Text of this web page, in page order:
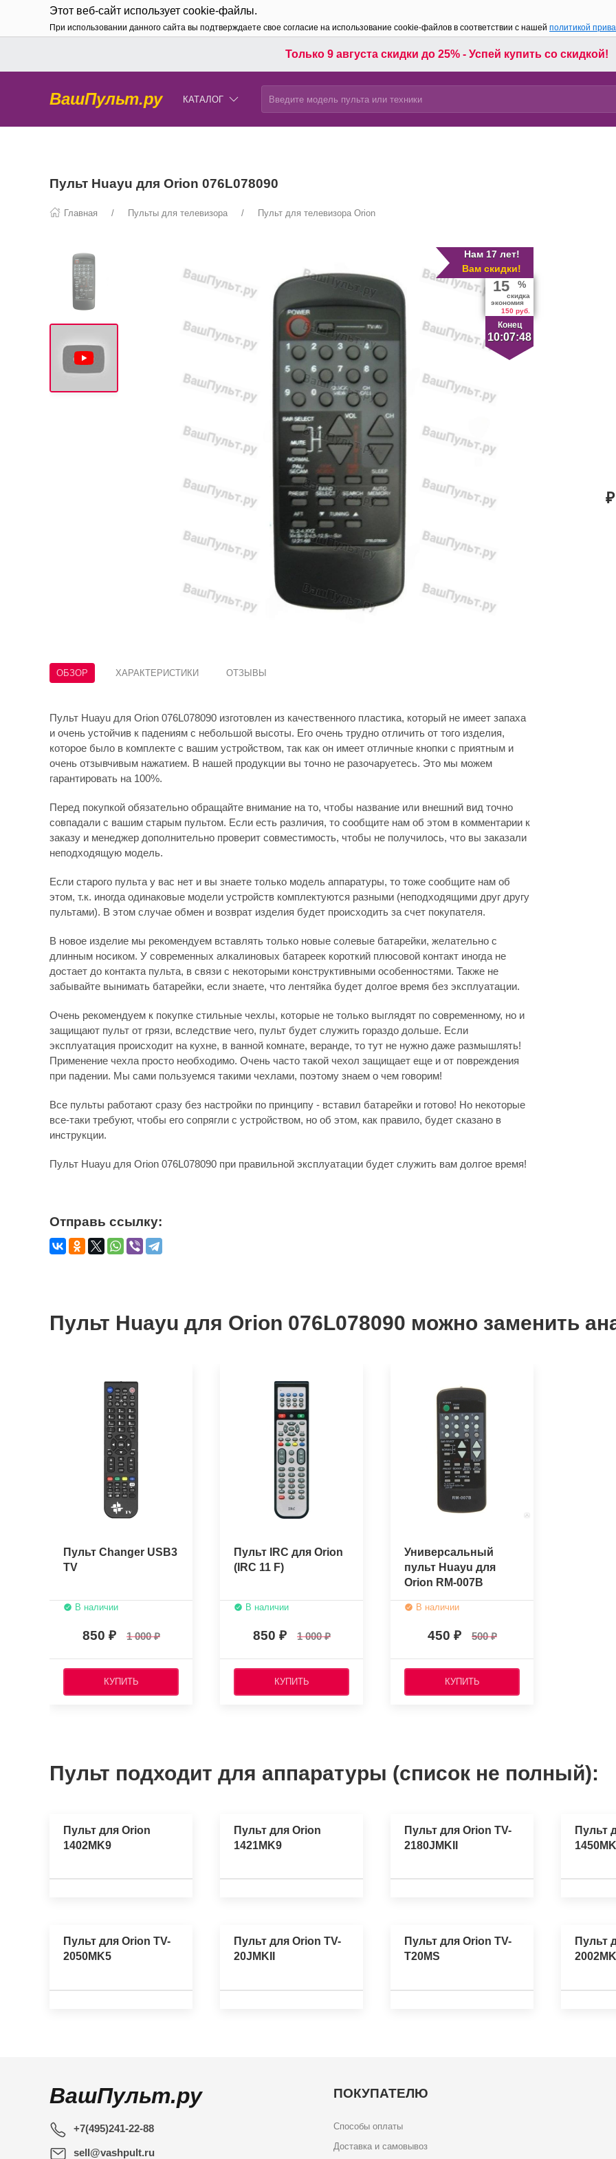
Этот веб-сайт использует cookie-файлы.
При использовании данного сайта вы подтверждаете свое согласие на использование cookie-файлов в соответствии с нашей политикой
Только 9 августа скидки до 25% - Успей купить со скидкой!
ВашПульт.ру КАТАЛОГ
Пульт Huayu для Orion 076L078090
Главная Пульты для телевизора Пульт для телевизора Orion
Нам 17 лет!
Вам скидки!
Конец
10:07:47
15 %
скидка
экономия
150 руб.
ОБЗОР ХАРАКТЕРИСТИКИ ОТЗЫВЫ
Пульт Huayu для Orion 076L078090 изготовлен из качественного пластика, который не имеет запаха
и очень устойчив к падениям с небольшой высоты. Его очень трудно отличить от того изделия,
которое было в комплекте с вашим устройством, так как он имеет отличные кнопки с приятным и
очень отзывчивым нажатием. В нашей продукции вы точно не разочаруетесь. Это мы можем
гарантировать на 100%.
Перед покупкой обязательно обращайте внимание на то, чтобы название или внешний вид точно
совпадали с вашим старым пультом. Если есть различия, то сообщите нам об этом в комментарии к
заказу и менеджер дополнительно проверит совместимость, чтобы не получилось, что вы заказали
неподходящую модель.
Если старого пульта у вас нет и вы знаете только модель аппаратуры, то тоже сообщите нам об
этом, т.к. иногда одинаковые модели устройств комплектуются разными (неподходящими друг другу
пультами). В этом случае обмен и возврат изделия будет происходить за счет покупателя.
В новое изделие мы рекомендуем вставлять только новые солевые батарейки, желательно с
длинным носиком. У современных алкалиновых батареек короткий плюсовой контакт иногда не
достает до контакта пульта, в связи с некоторыми конструктивными особенностями. Также не
забывайте вынимать батарейки, если знаете, что лентяйка будет долгое время без эксплуатации.
Очень рекомендуем к покупке стильные чехлы, которые не только выглядят по современному, но и
защищают пульт от грязи, вследствие чего, пульт будет служить гораздо дольше. Если
эксплуатация происходит на кухне, в ванной комнате, веранде, то тут не нужно даже размышлять!
Применение чехла просто необходимо. Очень часто такой чехол защищает еще и от повреждения
при падении. Мы сами пользуемся такими чехлами, поэтому знаем о чем говорим!
Все пульты работают сразу без настройки по принципу - вставил батарейки и готово! Но некоторые
все-таки требуют, чтобы его сопрягли с устройством, но об этом, как правило, будет сказано в
инструкции.
Пульт Huayu для Orion 076L078090 при правильной эксплуатации будет служить вам долгое время!
Отправь ссылку:
Пульт Huayu для Orion 076L078090 можно заменить
Пульт Changer USB3
TV
В наличии
850 1 000
КУПИТЬ
Пульт IRC для Orion
(IRC 11 F)
В наличии
850 1 000
КУПИТЬ
Универсальный
пульт Huayu для
Orion RM-007B
В наличии
450 500
КУПИТЬ
Пульт подходит для аппаратуры (список не полный):
Пульт для Orion
1402MK9
Пульт для Orion
1421MK9
Пульт для Orion TV-
2180JMKII
Пульт
Пульт для Orion TV-
2050MK5
Пульт для Orion TV-
20JMKII
Пульт для Orion TV-
T20MS
Пульт
ВашПульт.ру
+7(495)241-22-88
sell@vashpult.ru
ПОКУПАТЕЛЮ
Способы оплаты
Доставка и самовывоз